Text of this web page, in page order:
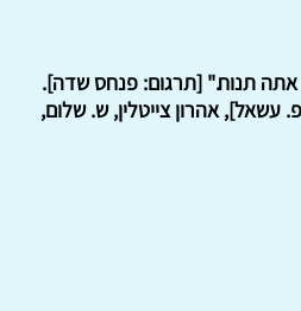
תנוח." [תרגום: פנחס שדה].
עשאל], אהרון צייטלין, ש. שלום,